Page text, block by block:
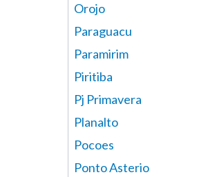
Orojo
Paraguacu
Paramirim
Piritiba
Pj Primavera
Planalto
Pocoes
Ponto Asterio